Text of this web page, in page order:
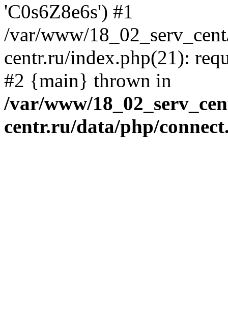
'C0s6Z8e6s') #1
/var/www/
centr.ru/index.php(21):
#2 {main} thrown in
/var/www/
centr.ru/data/php/